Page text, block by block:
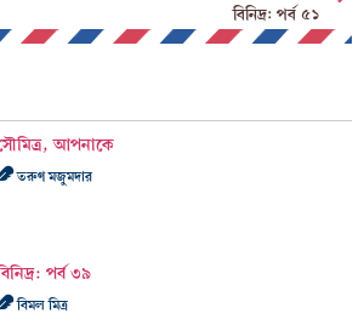
বিনিদ্র: পর্ব ৫১
আপনাকে
তরুণ মজুমদার
পর্ব ৩৯
বিমল মিত্র